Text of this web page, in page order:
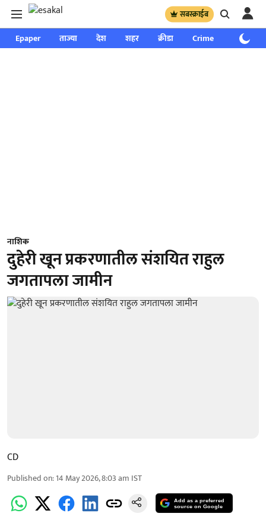
सबस्क्राईब
Epaper ताज्या देश शहर क्रीडा Crime साप्ताहिक
नाशिक
दुहेरी खून प्रकरणातील संशयित राहुल
जगतापला जामीन
CD
Published on:14 May 2026, 8:03 am IST
Add as a preferred
source on Google